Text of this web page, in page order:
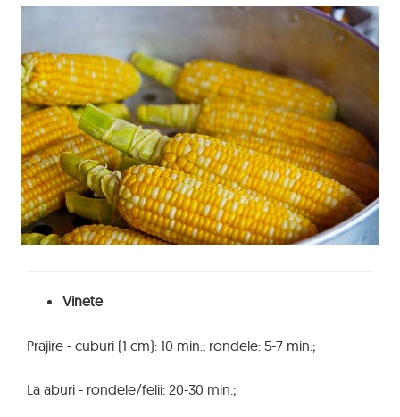
Vinete
Prajire - cuburi (1 cm): 10 min.; rondele: 5-7 min.;
La aburi - rondele/felii: 20-30 min.;